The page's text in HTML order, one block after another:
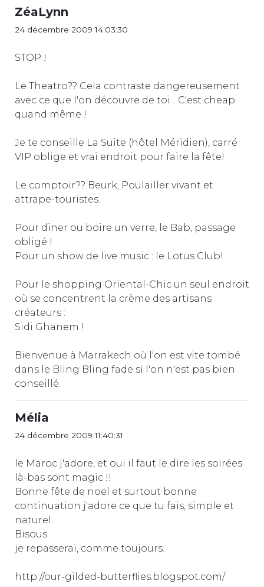
ZéaLynn
24 décembre 2009 14:03:30
STOP !
Le Theatro?? Cela contraste dangereusement
avec ce que l'on découvre de toi... C'est cheap
quand même !
Je te conseille La Suite (hôtel Méridien), carré
VIP oblige et vrai endroit pour faire la fête!
Le comptoir?? Beurk, Poulailler vivant et
attrape-touristes.
Pour diner ou boire un verre, le Bab, passage
obligé !
Pour un show de live music : le Lotus Club!
Pour le shopping Oriental-Chic un seul endroit
où se concentrent la crème des artisans
créateurs :
Sidi Ghanem !
Bienvenue à Marrakech où l'on est vite tombé
dans le Bling Bling fade si l'on n'est pas bien
conseillé.
Mélia
24 décembre 2009 11:40:31
le Maroc j'adore, et oui il faut le dire les soirées
là-bas sont magic !!
Bonne fête de noël et surtout bonne
continuation j'adore ce que tu fais, simple et
naturel.
Bisous.
je repasserai, comme toujours.
http://our-gilded-butterflies.blogspot.com/